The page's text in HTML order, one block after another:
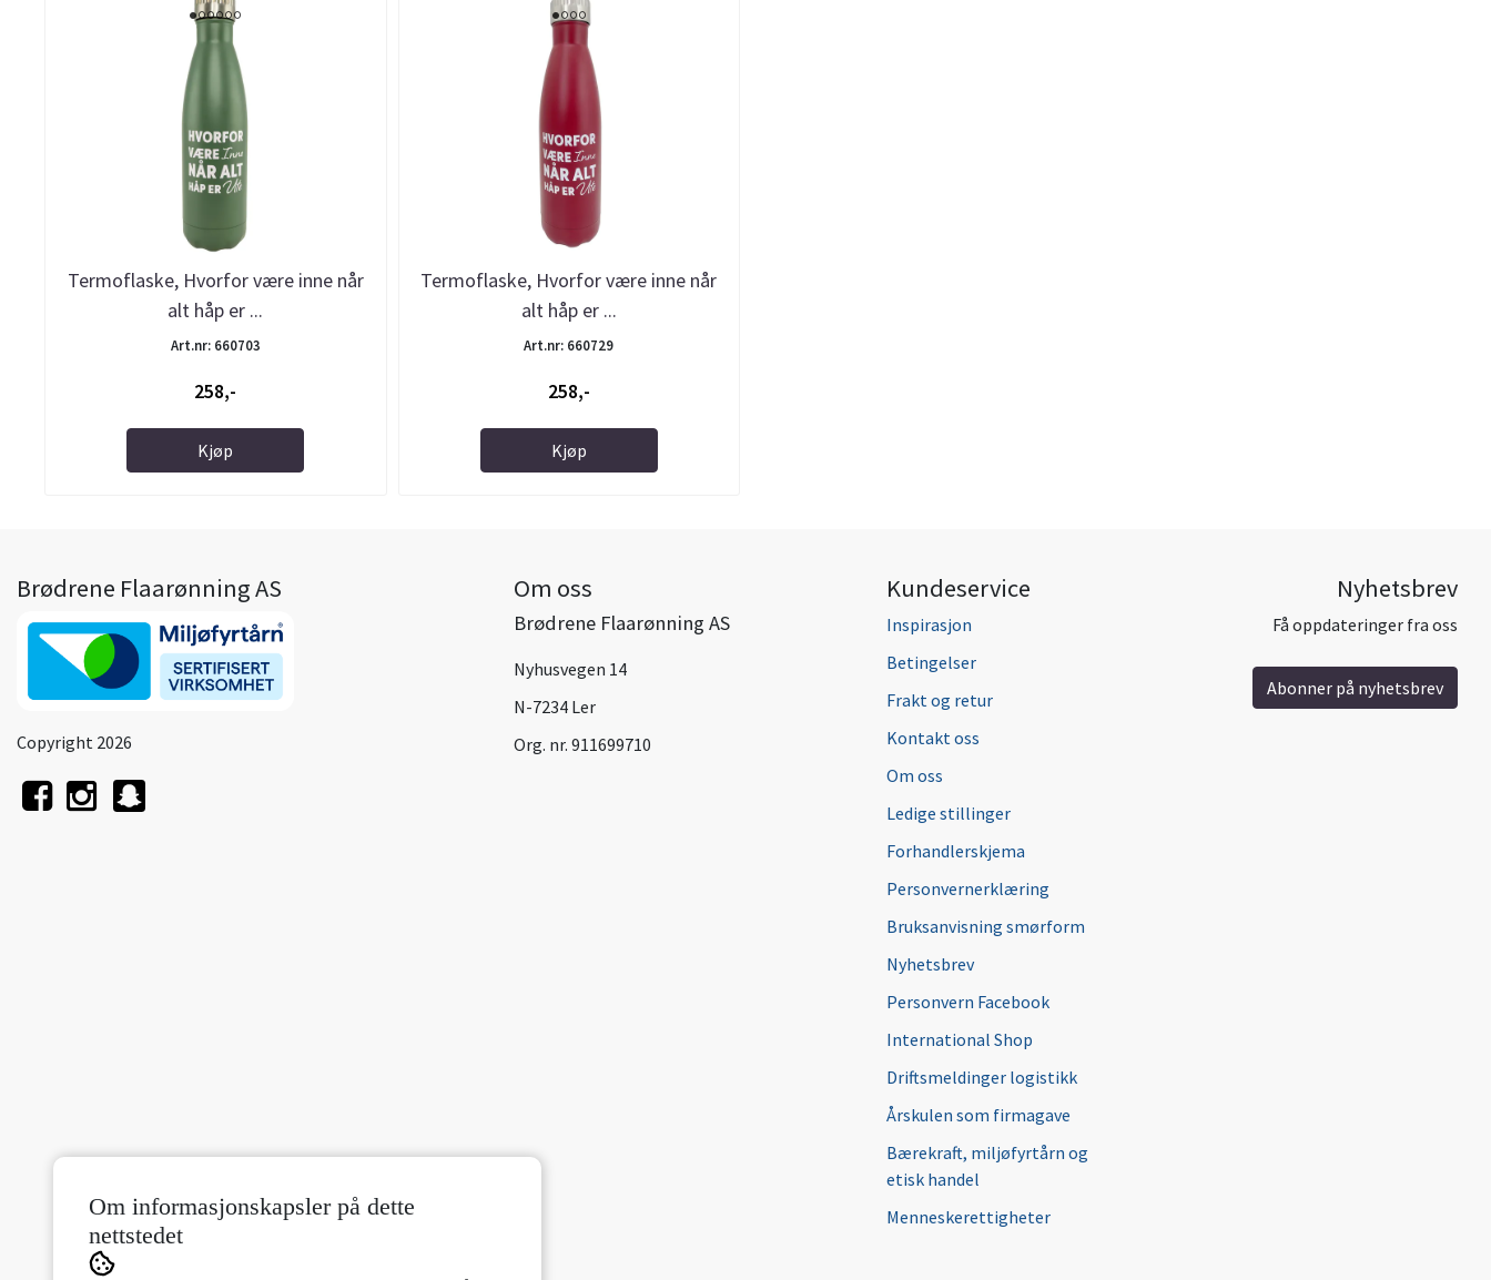
Termoflaske, Hvorfor være inne når
alt håp er ...
Art.nr: 660703
258,-
Kjøp
Termoflaske, Hvorfor være inne når
alt håp er ...
Art.nr: 660729
258,-
Kjøp
Om informasjonskapsler på dette
nettstedet
Brødrene Flaarønning AS
Copyright 2026
Om oss
Brødrene Flaarønning AS
Nyhusvegen 14
N-7234 Ler
Org. nr. 911699710
Kundeservice
Inspirasjon
Betingelser
Frakt og retur
Kontakt oss
Om oss
Ledige stillinger
Forhandlerskjema
Personvernerklæring
Bruksanvisning smørform
Nyhetsbrev
Personvern Facebook
International Shop
Driftsmeldinger logistikk
Årskulen som firmagave
Bærekraft, miljøfyrtårn og
etisk handel
Menneskerettigheter
Nyhetsbrev
Få oppdateringer fra oss
Abonner på nyhetsbrev